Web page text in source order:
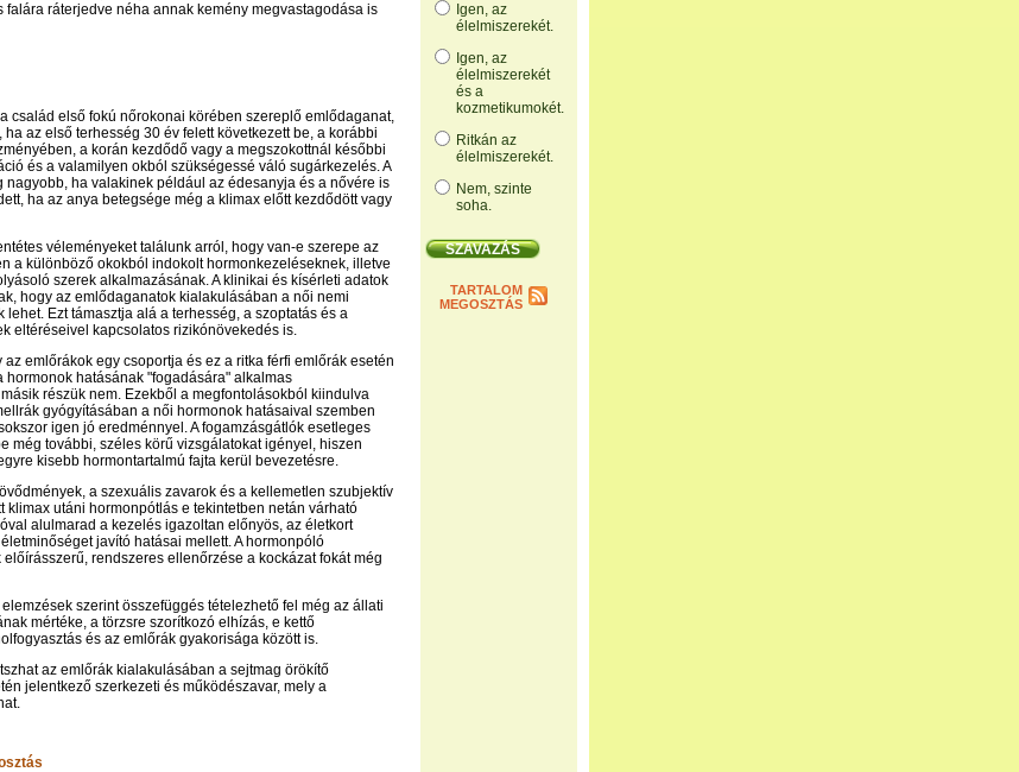
Igen, az
élelmiszerekét.
Igen, az
élelmiszerekét
és a
kozmetikumokét.
Ritkán az
élelmiszerekét.
Nem, szinte
soha.
TARTALOM
MEGOSZTÁS
falára ráterjedve néha annak kemény megvastagodása is
család első fokú nőrokonai körében szereplő emlődaganat,
az első terhesség 30 év felett következett be, a korábbi
a korán kezdődő vagy a megszokottnál későbbi
és a valamilyen okból szükségessé váló sugárkezelés. A
nagyobb, ha valakinek például az édesanyja és a nővére is
ha az anya betegsége még a klimax előtt kezdődött vagy
véleményeket találunk arról, hogy van-e szerepe az
a különböző okokból indokolt hormonkezeléseknek, illetve
szerek alkalmazásának. A klinikai és kísérleti adatok
hogy az emlődaganatok kialakulásában a női nemi
lehet. Ezt támasztja alá a terhesség, a szoptatás és a
eltéréseivel kapcsolatos rizikónövekedés is.
emlőrákok egy csoportja és ez a ritka férfi emlőrák esetén
hormonok hatásának "fogadására" alkalmas
részük nem. Ezekből a megfontolásokból kiindulva
gyógyításában a női hormonok hatásaival szemben
igen jó eredménnyel. A fogamzásgátlók esetleges
még további, széles körű vizsgálatokat igényel, hiszen
kisebb hormontartalmú fajta kerül bevezetésre.
a szexuális zavarok és a kellemetlen szubjektív
klimax utáni hormonpótlás e tekintetben netán várható
alulmarad a kezelés igazoltan előnyös, az életkort
javító hatásai mellett. A hormonpóló
rendszeres ellenőrzése a kockázat fokát még
szerint összefüggés tételezhető fel még az állati
mértéke, a törzsre szorítkozó elhízás, e kettő
és az emlőrák gyakorisága között is.
az emlőrák kialakulásában a sejtmag örökítő
jelentkező szerkezeti és működészavar, mely a